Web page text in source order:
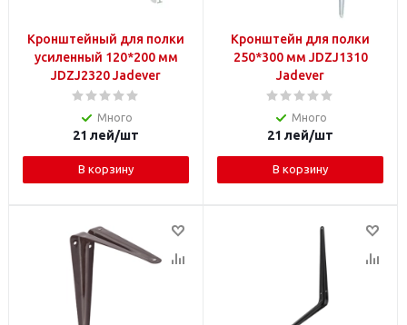
Кронштейный для полки
усиленный 120*200 мм
JDZJ2320 Jadever
Много
21 лей/шт
В корзину
Кронштейн для полки
250*300 мм JDZJ1310
Jadever
Много
21 лей/шт
В корзину